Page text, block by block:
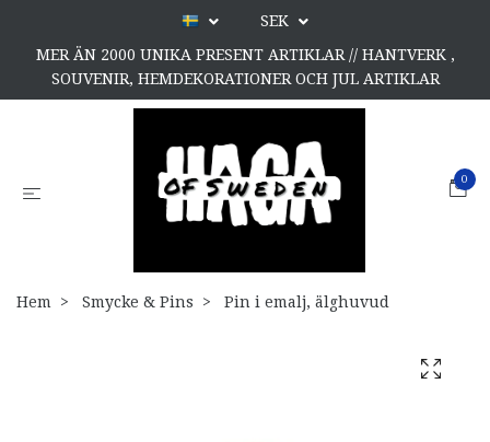
SEK
MER ÄN 2000 UNIKA PRESENT ARTIKLAR // HANTVERK ,
SOUVENIR, HEMDEKORATIONER OCH JUL ARTIKLAR
0
Hem Smycke & Pins Pin i emalj, älghuvud